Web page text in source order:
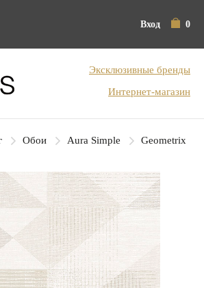
Вход 0
Эксклюзивные бренды
Интернет-магазин
Обои Aura Simple Geometrix